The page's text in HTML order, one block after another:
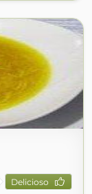
Delicioso